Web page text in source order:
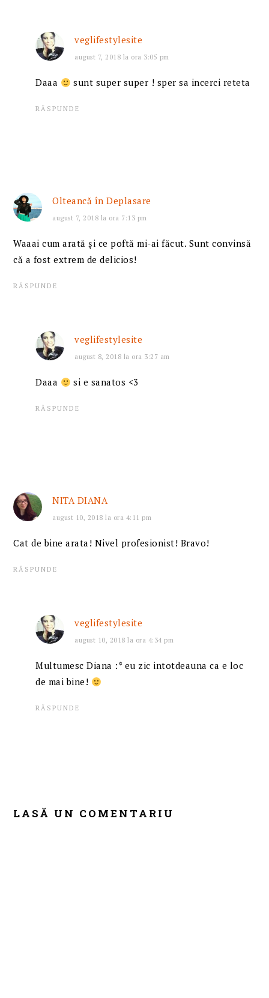
veglifestylesite
august 7, 2018 la ora 3:05 pm
Daaa sunt super super ! sper sa incerci reteta
RĂSPUNDE
Olteancă în Deplasare
august 7, 2018 la ora 7:13 pm
Waaai cum arată și ce poftă mi-ai făcut. Sunt convinsă
că a fost extrem de delicios!
RĂSPUNDE
veglifestylesite
august 8, 2018 la ora 3:27 am
Daaa si e sanatos <3
RĂSPUNDE
NITA DIANA
august 10, 2018 la ora 4:11 pm
Cat de bine arata! Nivel profesionist! Bravo!
RĂSPUNDE
veglifestylesite
august 10, 2018 la ora 4:34 pm
Multumesc Diana :* eu zic intotdeauna ca e loc
de mai bine!
RĂSPUNDE
LASĂ UN COMENTARIU